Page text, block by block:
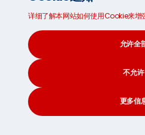
移居海外的四
考虑聘请专业包装员，以确保
目的地。如果决定自己收拾行
紊地收拾行李，以免发生不必
伸出援手，并遵循以下 四个实用
业打包指南以获
详细了解本网站如何使用Cookie来增
允许全
不允许
更多信